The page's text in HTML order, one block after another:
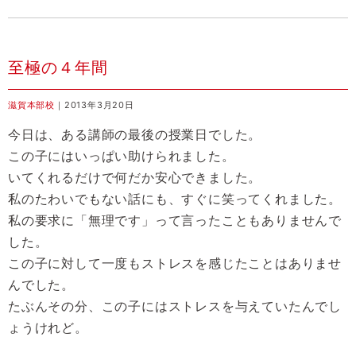
至極の４年間
滋賀本部校 ｜2013年3月20日
今日は、ある講師の最後の授業日でした。
この子にはいっぱい助けられました。
いてくれるだけで何だか安心できました。
私のたわいでもない話にも、すぐに笑ってくれました。
私の要求に「無理です」って言ったこともありませんで
した。
この子に対して一度もストレスを感じたことはありませ
んでした。
たぶんその分、この子にはストレスを与えていたんでし
ょうけれど。